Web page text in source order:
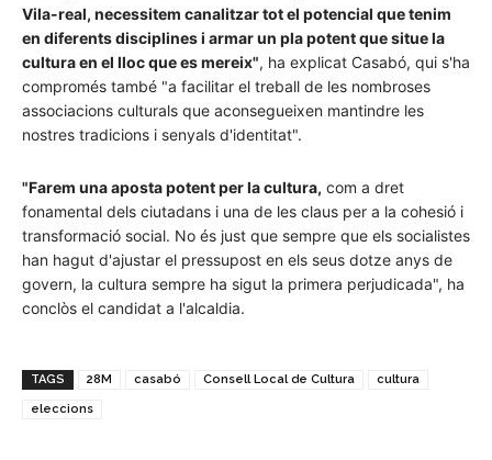
Vila-real, necessitem canalitzar tot el potencial que tenim
en diferents disciplines i armar un pla potent que situe la
cultura en el lloc que es mereix", ha explicat Casabó, qui s'ha
compromés també "a facilitar el treball de les nombroses
associacions culturals que aconsegueixen mantindre les
nostres tradicions i senyals d'identitat".
"Farem una aposta potent per la cultura, com a dret
fonamental dels ciutadans i una de les claus per a la cohesió i
transformació social. No és just que sempre que els socialistes
han hagut d'ajustar el pressupost en els seus dotze anys de
govern, la cultura sempre ha sigut la primera perjudicada", ha
conclòs el candidat a l'alcaldia.
TAGS 28M casabó Consell Local de Cultura cultura
eleccions